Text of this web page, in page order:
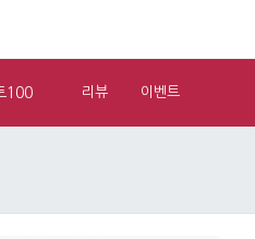
100 리뷰 이벤트